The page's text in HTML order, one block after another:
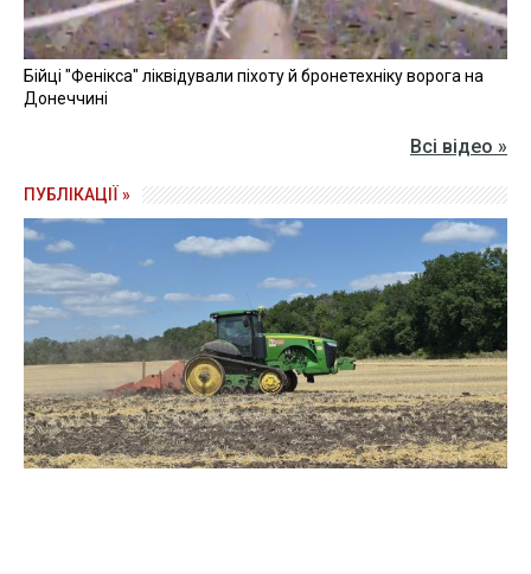
Бійці "Фенікса" ліквідували піхоту й бронетехніку ворога на
Донеччині
Всі відео »
ПУБЛІКАЦІЇ »